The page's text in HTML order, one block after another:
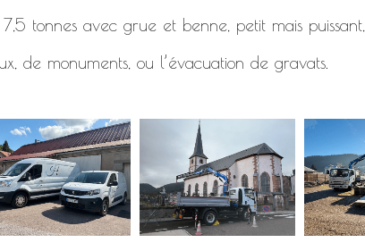
tonnes avec grue et benne, petit mais puissant,
de monuments, ou l’évacuation de gravats.